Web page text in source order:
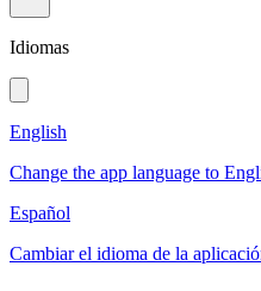
Idiomas
English
Change the app language to
Español
Cambiar el idioma de la